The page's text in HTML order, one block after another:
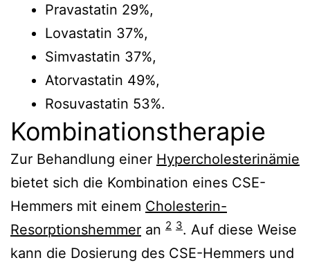
Pravastatin 29%,
Lovastatin 37%,
Simvastatin 37%,
Atorvastatin 49%,
Rosuvastatin 53%.
Kombinationstherapie
Zur Behandlung einer Hypercholesterinämie
bietet sich die Kombination eines CSE-
Hemmers mit einem Cholesterin-
Resorptionshemmer an 2 3. Auf diese Weise
kann die Dosierung des CSE-Hemmers und